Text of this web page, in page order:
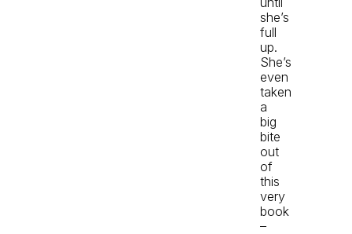
she’s
full
up.
She’s
even
taken
a
big
bite
out
of
this
very
book
–